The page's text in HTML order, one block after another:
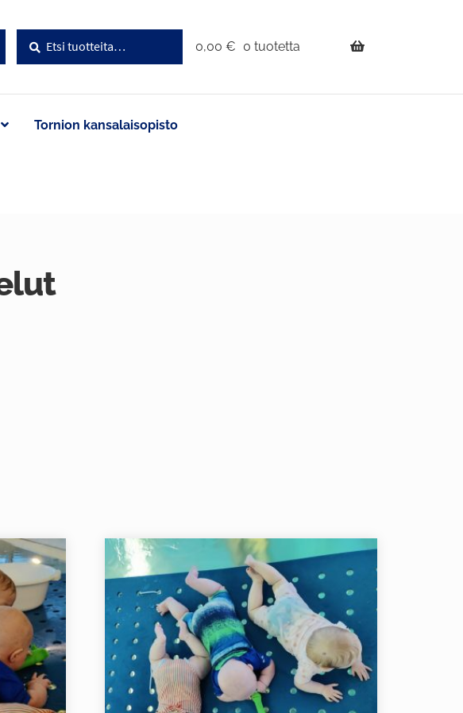
0,00 € 0 tuotetta
Tornion kansalaisopisto
Tällä
tuotteella
on
useampi
muunnelma.
tehdä
valinnat
tuotteen
sivulla.